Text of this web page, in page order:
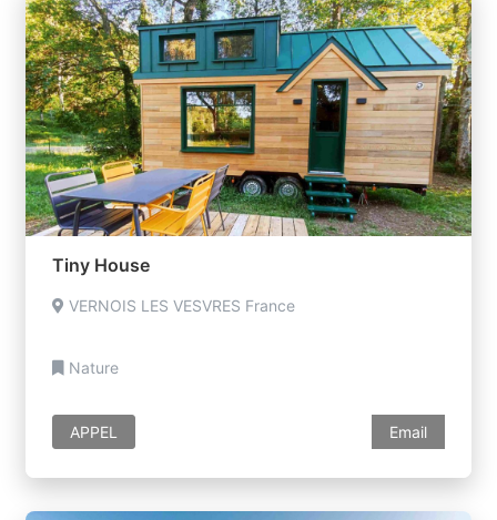
Tiny House
VERNOIS LES VESVRES France
Nature
APPEL Email